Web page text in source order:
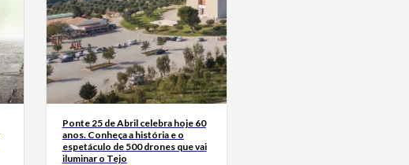
Ponte 25 de Abril celebra hoje 60
anos. Conheça a história e o
espetáculo de 500 drones que vai
iluminar o Tejo